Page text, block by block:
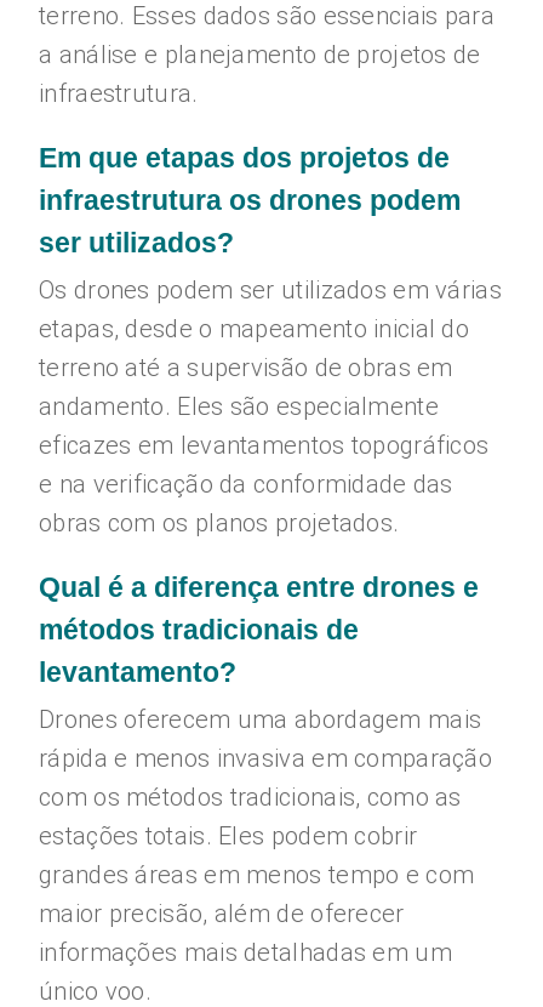
terreno. Esses dados são essenciais para
a análise e planejamento de projetos de
infraestrutura.
Em que etapas dos projetos de
infraestrutura os drones podem
ser utilizados?
Os drones podem ser utilizados em várias
etapas, desde o mapeamento inicial do
terreno até a supervisão de obras em
andamento. Eles são especialmente
eficazes em levantamentos topográficos
e na verificação da conformidade das
obras com os planos projetados.
Qual é a diferença entre drones e
métodos tradicionais de
levantamento?
Drones oferecem uma abordagem mais
rápida e menos invasiva em comparação
com os métodos tradicionais, como as
estações totais. Eles podem cobrir
grandes áreas em menos tempo e com
maior precisão, além de oferecer
informações mais detalhadas em um
único voo.